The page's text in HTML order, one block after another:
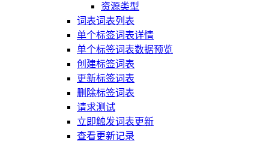
资源类型
词表词表列表
单个标签词表详情
单个标签词表数据预览
创建标签词表
更新标签词表
删除标签词表
请求测试
立即触发词表更新
查看更新记录